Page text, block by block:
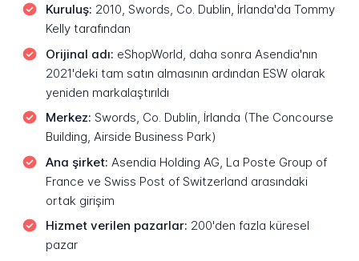
Kuruluş: 2010, Swords, Co. Dublin, İrlanda'da Tommy
Kelly tarafından
Orijinal adı: eShopWorld, daha sonra Asendia'nın
2021'deki tam satın almasının ardından ESW olarak
yeniden markalaştırıldı
Merkez: Swords, Co. Dublin, İrlanda (The Concourse
Building, Airside Business Park)
Ana şirket: Asendia Holding AG, La Poste Group of
France ve Swiss Post of Switzerland arasındaki
ortak girişim
Hizmet verilen pazarlar: 200'den fazla küresel
pazar